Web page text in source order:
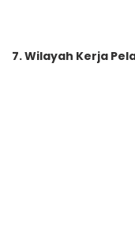
7. Wilayah Kerja